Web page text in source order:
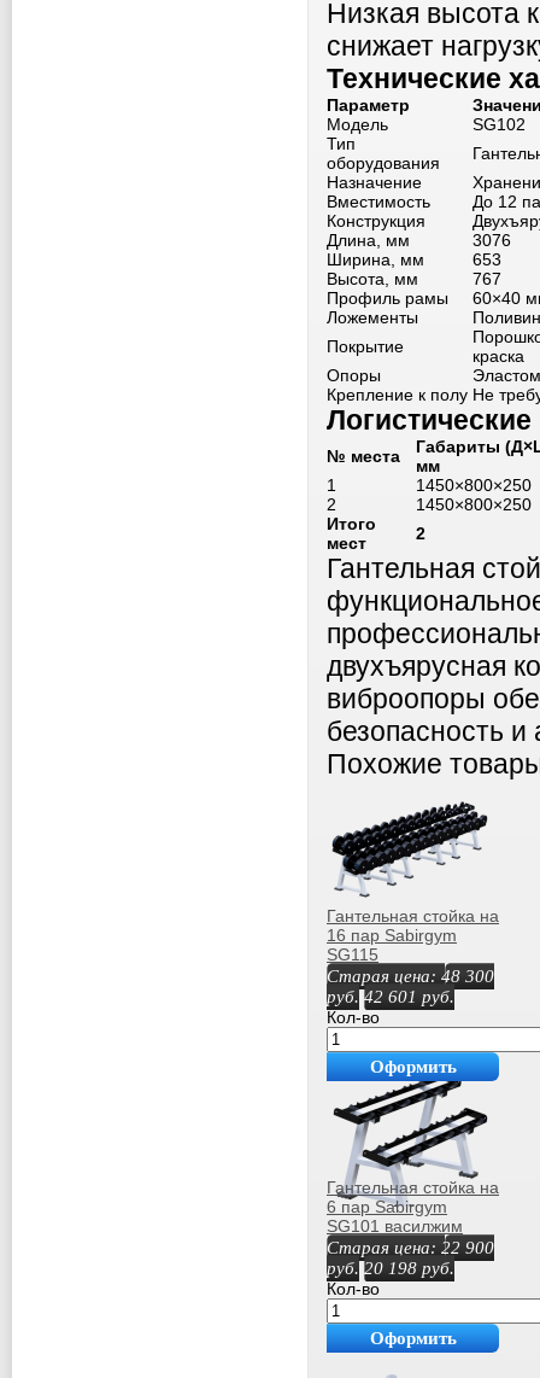
Низкая высота
снижает
Технические
Параметр
Модель
SG102
Тип
оборудования
Назначение
Вместимость
До 12
Конструкция
Длина, мм
3076
Ширина, мм
653
Высота, мм
767
Профиль рамы
60×40
Ложементы
Покрытие
краска
Опоры
Крепление к полу Не
№ места
Габариты
мм
1
1450×800×250
2
1450×800×250
Итого
мест
2
Гантельная
двухъярусная
виброопоры
безопасность
Похожие
Гантельная стойка на
16 пар Sabirgym
SG115
Старая цена: 48 300
руб. 42 601 руб.
Кол-во
Оформить
покупку
Гантельная стойка на
6 пар Sabirgym
SG101 василжим
Старая цена: 22 900
руб. 20 198 руб.
Кол-во
Оформить